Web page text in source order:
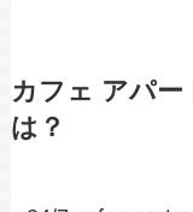
カフェ アパー
は？